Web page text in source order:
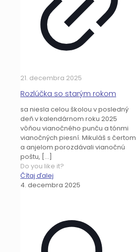
21. decembra 2025
Rozlúčka so starým rokom
sa niesla celou školou v posledný
deň v kalendárnom roku 2025
vôňou vianočného punču a tónmi
vianočných piesní. Mikuláš s čertom
a anjelom porozdávali vianočnú
poštu, […]
Do you like it?
Čítaj ďalej
4. decembra 2025